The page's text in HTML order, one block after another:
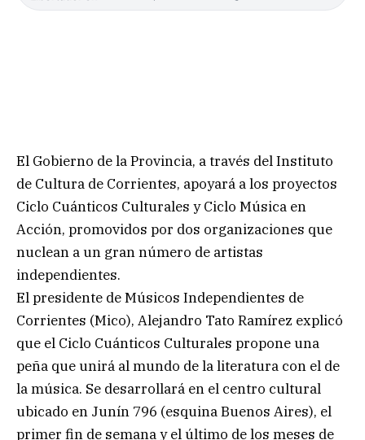
El Gobierno de la Provincia, a través del Instituto
de Cultura de Corrientes, apoyará a los proyectos
Ciclo Cuánticos Culturales y Ciclo Música en
Acción, promovidos por dos organizaciones que
nuclean a un gran número de artistas
independientes.
El presidente de Músicos Independientes de
Corrientes (Mico), Alejandro Tato Ramírez explicó
que el Ciclo Cuánticos Culturales propone una
peña que unirá al mundo de la literatura con el de
la música. Se desarrollará en el centro cultural
ubicado en Junín 796 (esquina Buenos Aires), el
primer fin de semana y el último de los meses de